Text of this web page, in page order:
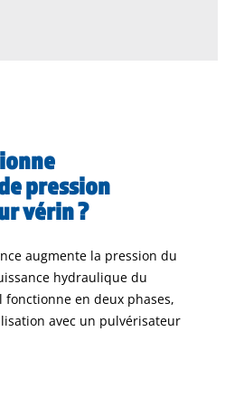
pression
vérin ?
augmente la pression du
hydraulique du
fonctionne en deux phases,
avec un pulvérisateur